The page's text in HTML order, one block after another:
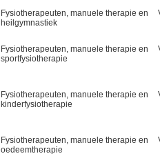
Fysiotherapeuten, manuele therapie en
heilgymnastiek
Fysiotherapeuten, manuele therapie en
sportfysiotherapie
Fysiotherapeuten, manuele therapie en
kinderfysiotherapie
Fysiotherapeuten, manuele therapie en
oedeemtherapie